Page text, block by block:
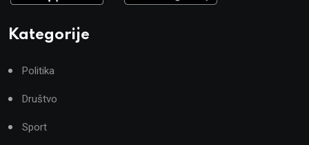
Kategorije
Politika
Društvo
Sport